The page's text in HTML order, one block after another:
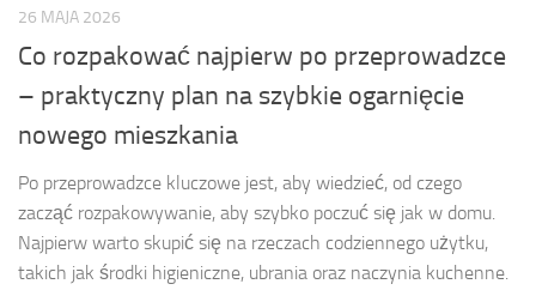
26 MAJA 2026
Co rozpakować najpierw po przeprowadzce
– praktyczny plan na szybkie ogarnięcie
nowego mieszkania
Po przeprowadzce kluczowe jest, aby wiedzieć, od czego
zacząć rozpakowywanie, aby szybko poczuć się jak w domu.
Najpierw warto skupić się na rzeczach codziennego użytku,
takich jak środki higieniczne, ubrania oraz naczynia kuchenne.